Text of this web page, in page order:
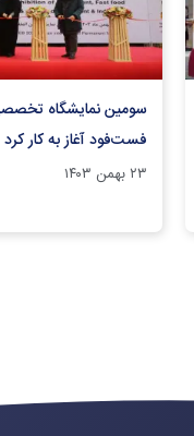
سومین نمایشگاه
فست‌فود آغاز به کار کرد
۲۳ بهمن ۱۴۰۳